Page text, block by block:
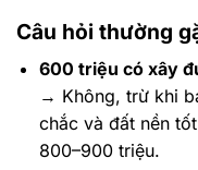
Câu hỏi thường
600 triệu có xây
→ Không, trừ khi
chắc và đất nền
800–900 triệu.